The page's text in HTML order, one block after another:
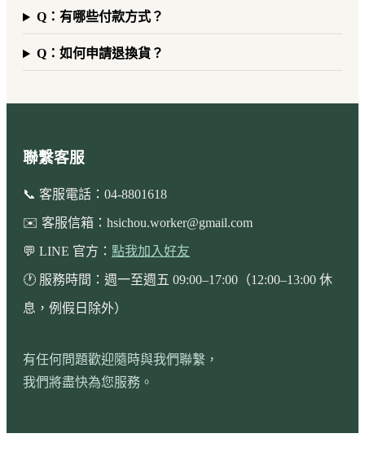
Q：有哪些付款方式？
Q：如何申請退換貨？
聯繫客服
📞 客服電話：04-8801618
✉️ 客服信箱： hsichou.worker@gmail.com
💬 LINE 官方： 點我加入好友
🕐 服務時間：週一至週五 09:00–17:00（12:00–13:00 休
息，例假日除外）
有任何問題歡迎隨時與我們聯繫，
我們將盡快為您服務。